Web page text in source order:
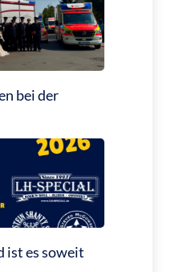
bei der
ist es soweit